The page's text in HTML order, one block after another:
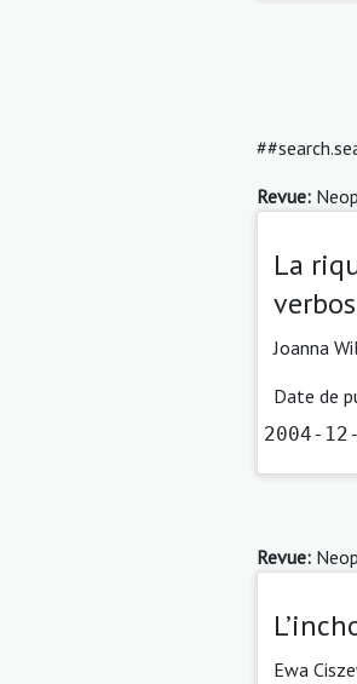
Revue:
La
Joanna
Date de
2004-
Revue:
Ewa